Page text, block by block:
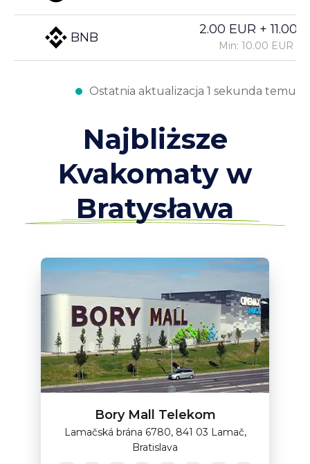
BNB
2.00 EUR +
Min: 10.00 EUR
Ostatnia aktualizacja 1 sekunda temu
Najbliższe
Kvakomaty w
Bratysława
Bory Mall Telekom
Lamačská brána 6780, 841 03 Lamač,
Bratislava